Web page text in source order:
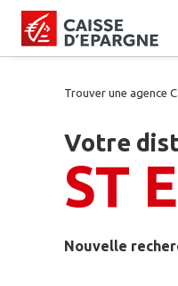
Trouver une agence
Votre
ST
Nouvelle